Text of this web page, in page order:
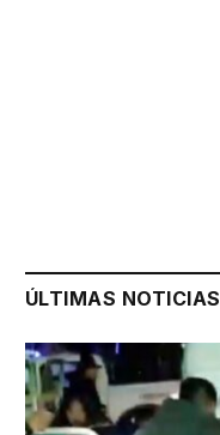
ÚLTIMAS NOTICIAS